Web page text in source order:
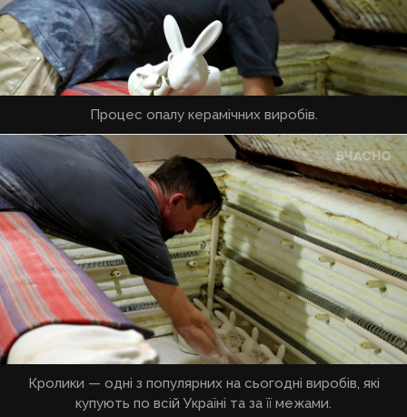
Процес опалу керамічних виробів.
Кролики — одні з популярних на сьогодні виробів, які
купують по всій Україні та за її межами.